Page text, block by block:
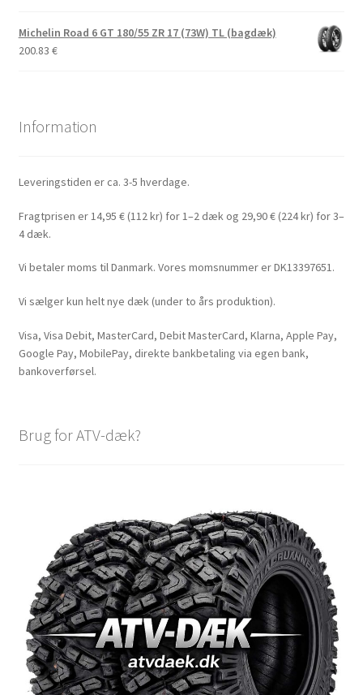
Michelin Road 6 GT 180/55 ZR 17 (73W) TL (bagdæk)
200.83 €
Information
Leveringstiden er ca. 3-5 hverdage.
Fragtprisen er 14,95 € (112 kr) for 1–2 dæk og 29,90 € (224 kr) for 3–
4 dæk.
Vi betaler moms til Danmark. Vores momsnummer er DK13397651.
Vi sælger kun helt nye dæk (under to års produktion).
Visa, Visa Debit, MasterCard, Debit MasterCard, Klarna, Apple Pay,
Google Pay, MobilePay, direkte bankbetaling via egen bank,
bankoverførsel.
Brug for ATV-dæk?